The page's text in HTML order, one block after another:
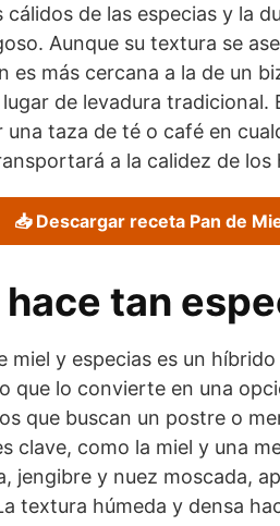
cálidos de las especias y la
Aunque su textura se
es más cercana a la de un
de levadura
una taza de té o café en
a la calidez de los
📥 Descargar receta Pan de
hace tan
miel y especias es un
que lo convierte en una
que buscan un postre o
clave, como la miel y una
jengibre y nuez moscada,
textura húmeda y densa